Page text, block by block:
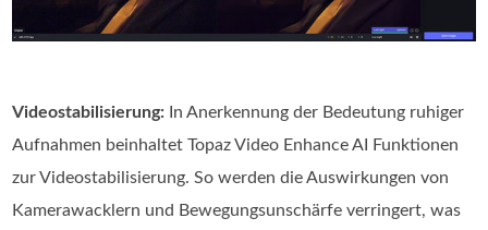
Videostabilisierung: In Anerkennung der Bedeutung ruhiger
Aufnahmen beinhaltet Topaz Video Enhance AI Funktionen
zur Videostabilisierung. So werden die Auswirkungen von
Kamerawacklern und Bewegungsunschärfe verringert, was